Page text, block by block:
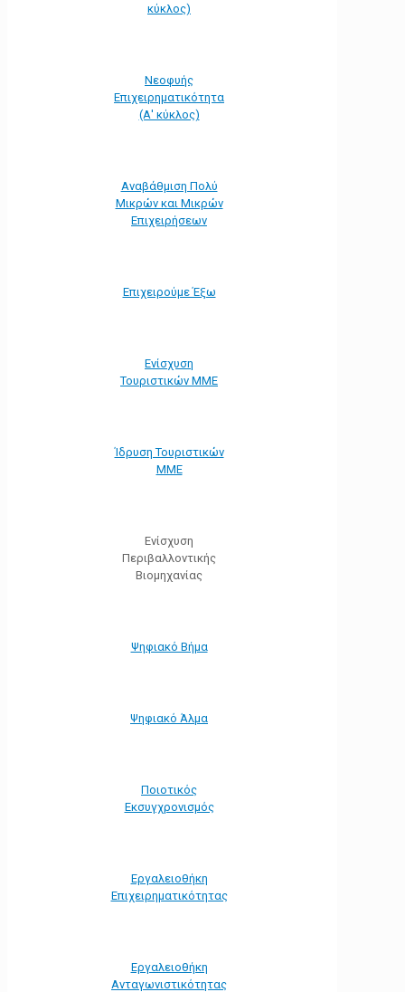
κύκλος)
Νεοφυής
Επιχειρηματικότητα
(Α' κύκλος)
Αναβάθμιση Πολύ
Μικρών και Μικρών
Επιχειρήσεων
Επιχειρούμε Έξω
Ενίσχυση
Τουριστικών ΜΜΕ
Ίδρυση Τουριστικών
ΜΜΕ
Ενίσχυση
Περιβαλλοντικής
Βιομηχανίας
Ψηφιακό Βήμα
Ψηφιακό Άλμα
Ποιοτικός
Εκσυγχρονισμός
Εργαλειοθήκη
Eπιχειρηματικότητας
Εργαλειοθήκη
Ανταγωνιστικότητας